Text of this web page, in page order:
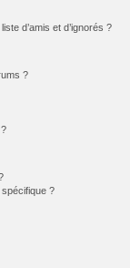
d’amis et d’ignorés ?
?
?